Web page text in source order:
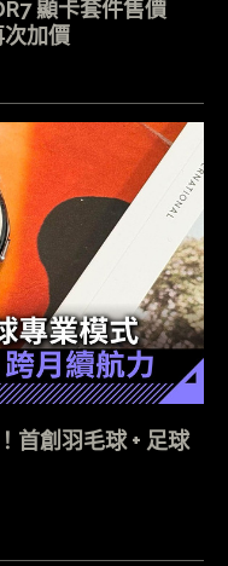
顯卡套件售價
次加價
首創羽毛球 + 足球